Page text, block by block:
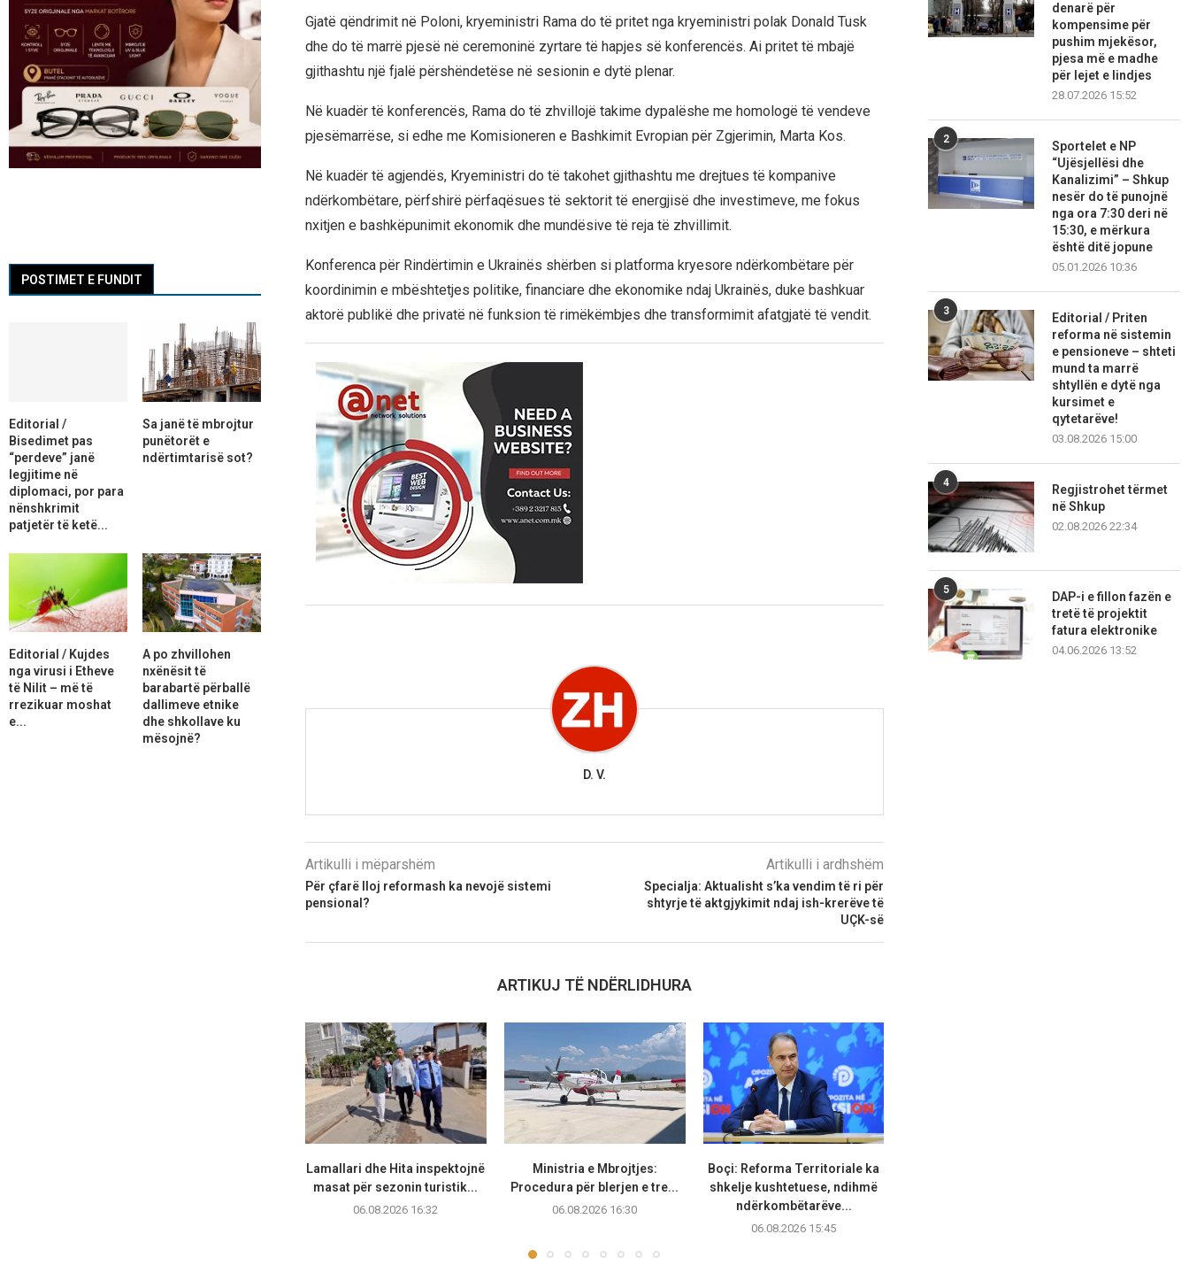
Gjatë qëndrimit në Poloni, kryeministri Rama do të pritet nga kryeministri polak Donald Tusk
dhe do të marrë pjesë në ceremoninë zyrtare të hapjes së konferencës. Ai pritet të mbajë
gjithashtu një fjalë përshëndetëse në sesionin e dytë plenar.
Në kuadër të konferencës, Rama do të zhvillojë takime dypalëshe me homologë të vendeve
pjesëmarrëse, si edhe me Komisioneren e Bashkimit Evropian për Zgjerimin, Marta Kos.
Në kuadër të agjendës, Kryeministri do të takohet gjithashtu me drejtues të kompanive
ndërkombëtare, përfshirë përfaqësues të sektorit të energjisë dhe investimeve, me fokus
nxitjen e bashkëpunimit ekonomik dhe mundësive të reja të zhvillimit.
Konferenca për Rindërtimin e Ukrainës shërben si platforma kryesore ndërkombëtare për
koordinimin e mbështetjes politike, financiare dhe ekonomike ndaj Ukrainës, duke bashkuar
aktorë publikë dhe privatë në funksion të rimëkëmbjes dhe transformimit afatgjatë të vendit.
D. V.
Artikulli i mëparshëm
Për çfarë lloj reformash ka nevojë sistemi
pensional?
Artikulli i ardhshëm
Specialja: Aktualisht s’ka vendim të ri për
shtyrje të aktgjykimit ndaj ish-krerëve të
UÇK-së
ARTIKUJ TË NDËRLIDHURA
Lamallari dhe Hita inspektojnë
masat për sezonin turistik...
06.08.2026 16:32
Ministria e Mbrojtjes:
Procedura për blerjen e tre...
06.08.2026 16:30
Boçi: Reforma Territoriale ka
shkelje kushtetuese, ndihmë
ndërkombëtarëve...
06.08.2026 15:45
denarë për
kompensime për
pushim mjekësor,
pjesa më e madhe
për lejet e lindjes
28.07.2026 15:52
2
Sportelet e NP
“Ujësjellësi dhe
Kanalizimi” – Shkup
nesër do të punojnë
nga ora 7:30 deri në
15:30, e mërkura
është ditë jopune
05.01.2026 10:36
3
Editorial / Priten
reforma në sistemin
e pensioneve – shteti
mund ta marrë
shtyllën e dytë nga
kursimet e
qytetarëve!
03.08.2026 15:00
4
Regjistrohet tërmet
në Shkup
02.08.2026 22:34
5
DAP-i e fillon fazën e
tretë të projektit
fatura elektronike
04.06.2026 13:52
POSTIMET E FUNDIT
Editorial /
Bisedimet pas
“perdeve” janë
legjitime në
diplomaci, por para
nënshkrimit
patjetër të ketë...
Sa janë të mbrojtur
punëtorët e
ndërtimtarisë sot?
Editorial / Kujdes
nga virusi i Etheve
të Nilit – më të
rrezikuar moshat
e...
A po zhvillohen
nxënësit të
barabartë përballë
dallimeve etnike
dhe shkollave ku
mësojnë?